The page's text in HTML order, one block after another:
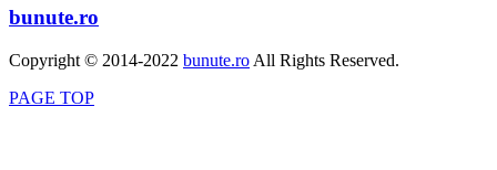
bunute.ro
Copyright © 2014-2022 bunute.ro All Rights Reserved.
PAGE TOP